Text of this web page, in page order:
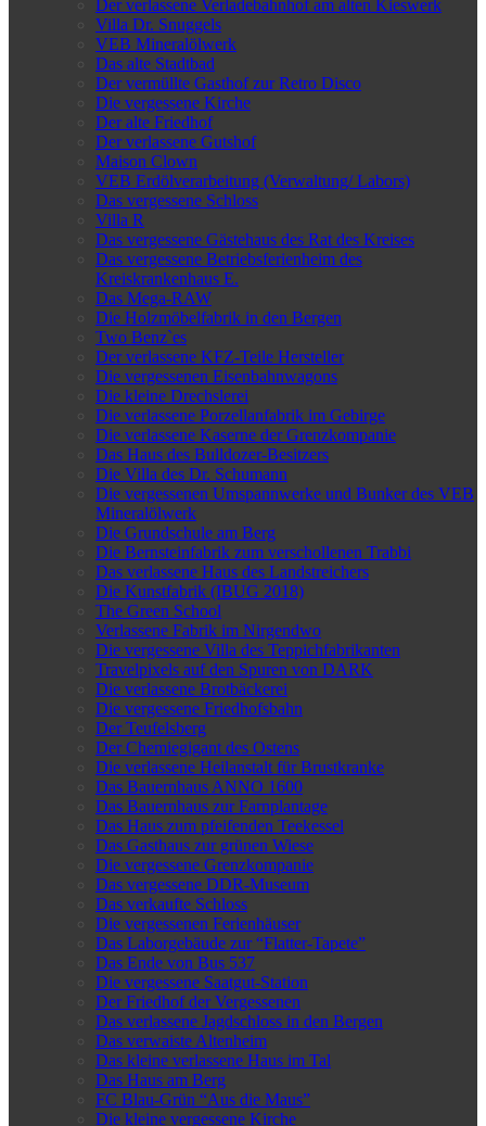
Der verlassene Verladebahnhof am alten Kieswerk
Villa Dr. Snuggels
VEB Mineralölwerk
Das alte Stadtbad
Der vermüllte Gasthof zur Retro Disco
Die vergessene Kirche
Der alte Friedhof
Der verlassene Gutshof
Maison Clown
VEB Erdölverarbeitung (Verwaltung/ Labors)
Das vergessene Schloss
Villa R
Das vergessene Gästehaus des Rat des Kreises
Das vergessene Betriebsferienheim des
Kreiskrankenhaus E.
Das Mega-RAW
Die Holzmöbelfabrik in den Bergen
Two Benz`es
Der verlassene KFZ-Teile Hersteller
Die vergessenen Eisenbahnwagons
Die kleine Drechslerei
Die verlassene Porzellanfabrik im Gebirge
Die verlassene Kaserne der Grenzkompanie
Das Haus des Bulldozer-Besitzers
Die Villa des Dr. Schumann
Die vergessenen Umspannwerke und Bunker des VEB
Mineralölwerk
Die Grundschule am Berg
Die Bernsteinfabrik zum verschollenen Trabbi
Das verlassene Haus des Landstreichers
Die Kunstfabrik (IBUG 2018)
The Green School
Verlassene Fabrik im Nirgendwo
Die vergessene Villa des Teppichfabrikanten
Travelpixels auf den Spuren von DARK
Die verlassene Brotbäckerei
Die vergessene Friedhofsbahn
Der Teufelsberg
Der Chemiegigant des Ostens
Die verlassene Heilanstalt für Brustkranke
Das Bauernhaus ANNO 1600
Das Bauernhaus zur Farnplantage
Das Haus zum pfeifenden Teekessel
Das Gasthaus zur grünen Wiese
Die vergessene Grenzkompanie
Das vergessene DDR-Museum
Das verkaufte Schloss
Die vergessenen Ferienhäuser
Das Laborgebäude zur “Flatter-Tapete”
Das Ende von Bus 537
Die vergessene Saatgut-Station
Der Friedhof der Vergessenen
Das verlassene Jagdschloss in den Bergen
Das verwaiste Altenheim
Das kleine verlassene Haus im Tal
Das Haus am Berg
FC Blau-Grün “Aus die Maus”
Die kleine vergessene Kirche